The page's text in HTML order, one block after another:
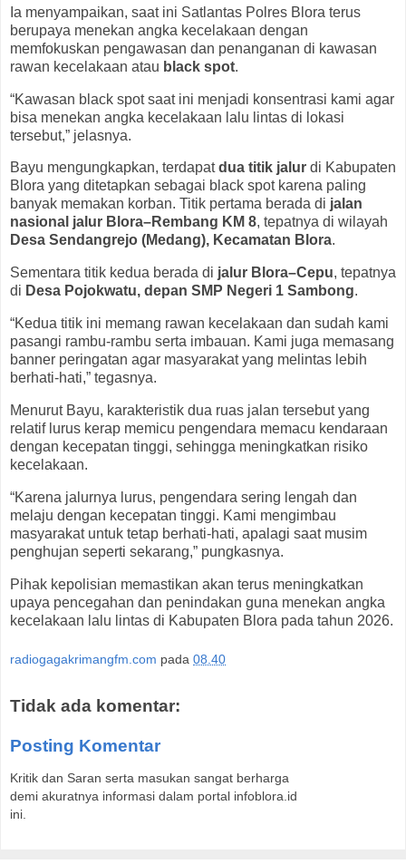
Ia menyampaikan, saat ini Satlantas Polres Blora terus
berupaya menekan angka kecelakaan dengan
memfokuskan pengawasan dan penanganan di kawasan
rawan kecelakaan atau black spot.
“Kawasan black spot saat ini menjadi konsentrasi kami agar
bisa menekan angka kecelakaan lalu lintas di lokasi
tersebut,” jelasnya.
Bayu mengungkapkan, terdapatdua titik jalur di Kabupaten
Blora yang ditetapkan sebagai black spot karena paling
banyak memakan korban. Titik pertama berada di jalan
nasional jalur Blora–Rembang KM 8, tepatnya di wilayah
Desa Sendangrejo (Medang), Kecamatan Blora.
Sementara titik kedua berada di jalur Blora–Cepu, tepatnya
di Desa Pojokwatu, depan SMP Negeri 1 Sambong.
“Kedua titik ini memang rawan kecelakaan dan sudah kami
pasangi rambu-rambu serta imbauan. Kami juga memasang
banner peringatan agar masyarakat yang melintas lebih
berhati-hati,” tegasnya.
Menurut Bayu, karakteristik dua ruas jalan tersebut yang
relatif lurus kerap memicu pengendara memacu kendaraan
dengan kecepatan tinggi, sehingga meningkatkan risiko
kecelakaan.
“Karena jalurnya lurus, pengendara sering lengah dan
melaju dengan kecepatan tinggi. Kami mengimbau
masyarakat untuk tetap berhati-hati, apalagi saat musim
penghujan seperti sekarang,” pungkasnya.
Pihak kepolisian memastikan akan terus meningkatkan
upaya pencegahan dan penindakan guna menekan angka
kecelakaan lalu lintas di Kabupaten Blora pada tahun 2026.
radiogagakrimangfm.com pada 08.40
Tidak ada komentar:
Posting Komentar
Kritik dan Saran serta masukan sangat berharga
demi akuratnya informasi dalam portal infoblora.id
ini.